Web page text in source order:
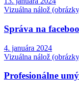
Vizuálna nálož
Správa na
4. januára 2024
Vizuálna nálož
Profesionálne